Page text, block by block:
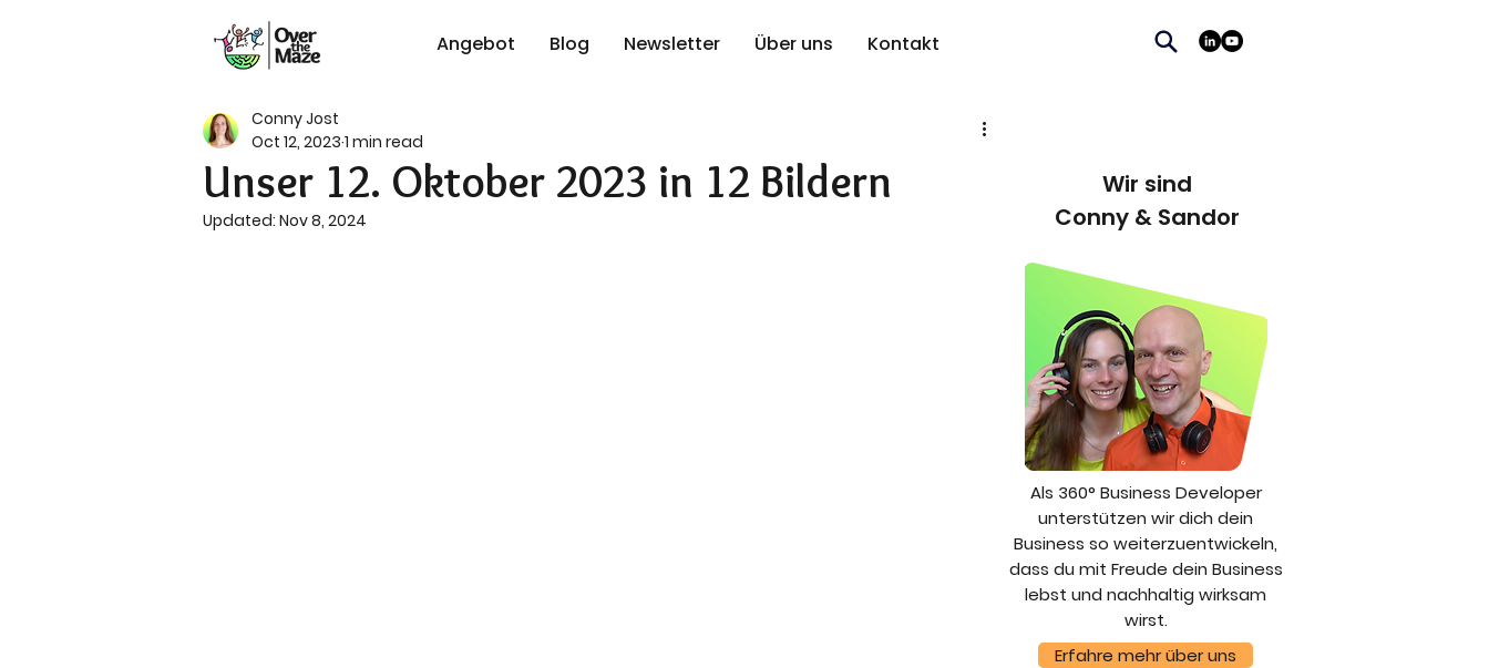
Angebot Blog Newsletter Über uns Kontakt
Unser 12. Oktober 2023 in 12 Bildern
Conny Jost
Oct 12, 2023 1 min read
Updated: Nov 8, 2024
Wir sind
Conny & Sandor
Als 360° Business Developer
unterstützen wir dich dein
Business so weiterzuentwickeln,
dass du mit Freude dein Business
lebst und nachhaltig wirksam
wirst.
Erfahre mehr über uns